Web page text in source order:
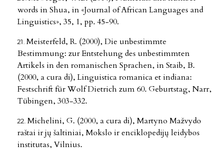
words in Shua, in «Journal of African Languages and
Linguistics», 35, 1, pp. 45-90.
Meisterfeld, R. (2000), Die unbestimmte
Bestimmung: zur Entstehung des unbestimmten
Artikels in den romanischen Sprachen, in Staib, B.
(2000, a cura di), Linguistica romanica et indiana:
Festschrift für Wolf Dietrich zum 60. Geburtstag, Narr,
Tübingen, 303-332.
Michelini, G. (2000, a cura di), Martyno Mažvydo
raštai ir jų šaltiniai, Mokslo ir enciklopedijų leidybos
institutas, Vilnius.